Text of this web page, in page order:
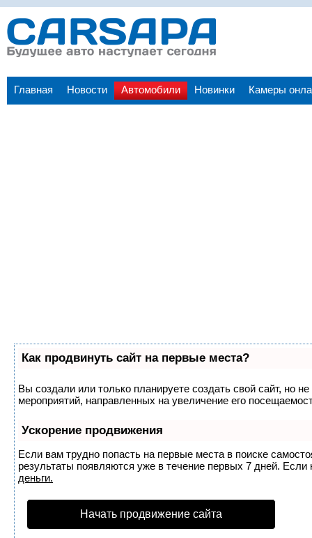
Главная Новости Автомобили Новинки Камеры
Как продвинуть сайт на первые места?
Вы создали или только планируете создать свой сайт, но
мероприятий, направленных на увеличение его
Ускорение продвижения
Если вам трудно попасть на первые места в поиске
результаты появляются уже в течение первых 7 дней.
деньги.
Начать продвижение сайта